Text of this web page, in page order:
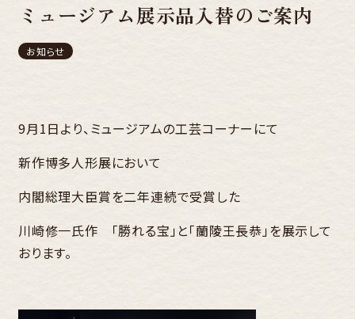
ミュージアム展示品入替のご案内
お知らせ
9月1日より、ミュージアムの工芸コーナーにて
新作博多人形展において
内閣総理大臣賞を二年連続で受賞した
川崎修一氏作 「勝れる宝」と「蘭陵王長恭」を展示して
おります。